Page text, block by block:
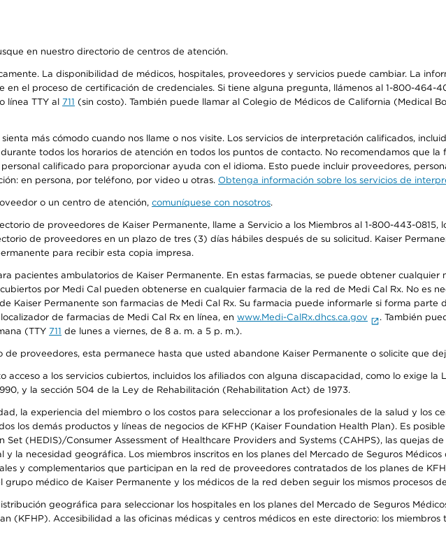
en nuestro directorio de centros de atención.
La disponibilidad de médicos, hospitales, proveedores y servicios puede cambiar. La
el proceso de certificación de credenciales. Si tiene alguna pregunta, llámenos al 1-800-464-
línea TTY al 711 (sin costo). También puede llamar al Colegio de Médicos de California (Medical
más cómodo cuando nos llame o nos visite. Los servicios de interpretación calificados,
todos los horarios de atención en todos los puntos de contacto. No recomendamos que la
calificado para proporcionar ayuda con el idioma. Esto puede incluir proveedores,
en persona, por teléfono, por video u otras. Obtenga información sobre los servicios de
o un centro de atención, comuníquese con nosotros.
de proveedores de Kaiser Permanente, llame a Servicio a los Miembros al 1-800-443-0815,
de proveedores en un plazo de tres (3) días hábiles después de su solicitud. Kaiser
para recibir esta copia impresa.
pacientes ambulatorios de Kaiser Permanente. En estas farmacias, se puede obtener
por Medi Cal pueden obtenerse en cualquier farmacia de la red de Medi Cal Rx. No es
Kaiser Permanente son farmacias de Medi Cal Rx. Su farmacia puede informarle si forma parte
de farmacias de Medi Cal Rx en línea, en www.Medi-CalRx.dhcs.ca.gov
. También
(TTY 711 de lunes a viernes, de 8 a. m. a 5 p. m.).
proveedores, esta permanece hasta que usted abandone Kaiser Permanente o solicite que
a los servicios cubiertos, incluidos los afiliados con alguna discapacidad, como lo exige la
y la sección 504 de la Ley de Rehabilitación (Rehabilitation Act) de 1973.
la experiencia del miembro o los costos para seleccionar a los profesionales de la salud y los
los demás productos y líneas de negocios de KFHP (Kaiser Foundation Health Plan). Es
(HEDIS)/Consumer Assessment of Healthcare Providers and Systems (CAHPS), las quejas
la necesidad geográfica. Los miembros inscritos en los planes del Mercado de Seguros Médicos
y complementarios que participan en la red de proveedores contratados de los planes de
médico de Kaiser Permanente y los médicos de la red deben seguir los mismos procesos
geográfica para seleccionar los hospitales en los planes del Mercado de Seguros
(KFHP). Accesibilidad a las oficinas médicas y centros médicos en este directorio: los miembros